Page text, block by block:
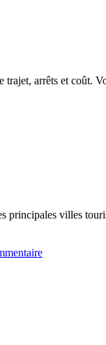
arrêts et coût.
principales villes